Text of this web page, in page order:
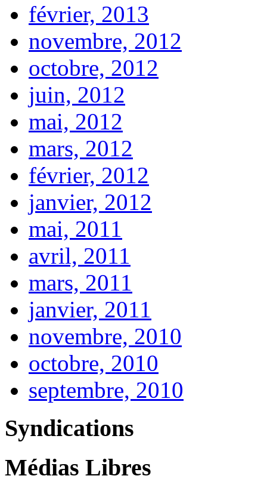
février, 2013
novembre, 2012
octobre, 2012
juin, 2012
mai, 2012
mars, 2012
février, 2012
janvier, 2012
mai, 2011
avril, 2011
mars, 2011
janvier, 2011
novembre, 2010
octobre, 2010
septembre, 2010
Syndications
Médias Libres